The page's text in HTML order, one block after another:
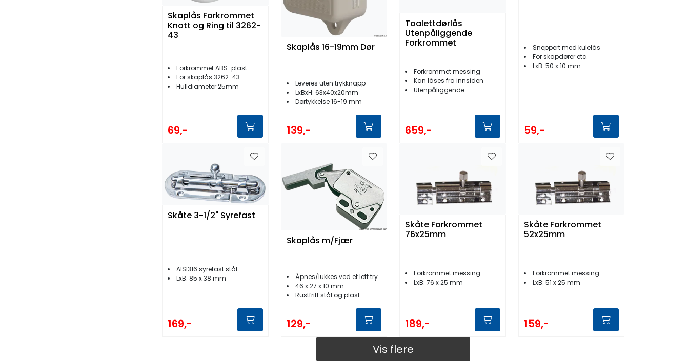
Skaplås Forkrommet
Knott og Ring til 3262-
43
Forkrommet ABS-plast
For skaplås 3262-43
Hulldiameter 25mm
69,-
Skaplås 16-19mm Dør
Leveres uten trykknapp
LxBxH: 63x40x20mm
Dørtykkelse 16-19 mm
139,-
Toalettdørlås
Utenpåliggende
Forkrommet
Forkrommet messing
Kan låses fra innsiden
Utenpåliggende
659,-
Sneppert med kulelås
For skapdører etc.
LxB: 50 x 10 mm
59,-
Skåte 3-1/2" Syrefast
AISI316 syrefast stål
LxB: 85 x 38 mm
169,-
Skaplås m/Fjær
Åpnes/lukkes ved et lett trykk på dør
46 x 27 x 10 mm
Rustfritt stål og plast
129,-
Skåte Forkrommet
76x25mm
Forkrommet messing
LxB: 76 x 25 mm
189,-
Skåte Forkrommet
52x25mm
Forkrommet messing
LxB: 51 x 25 mm
159,-
Vis flere